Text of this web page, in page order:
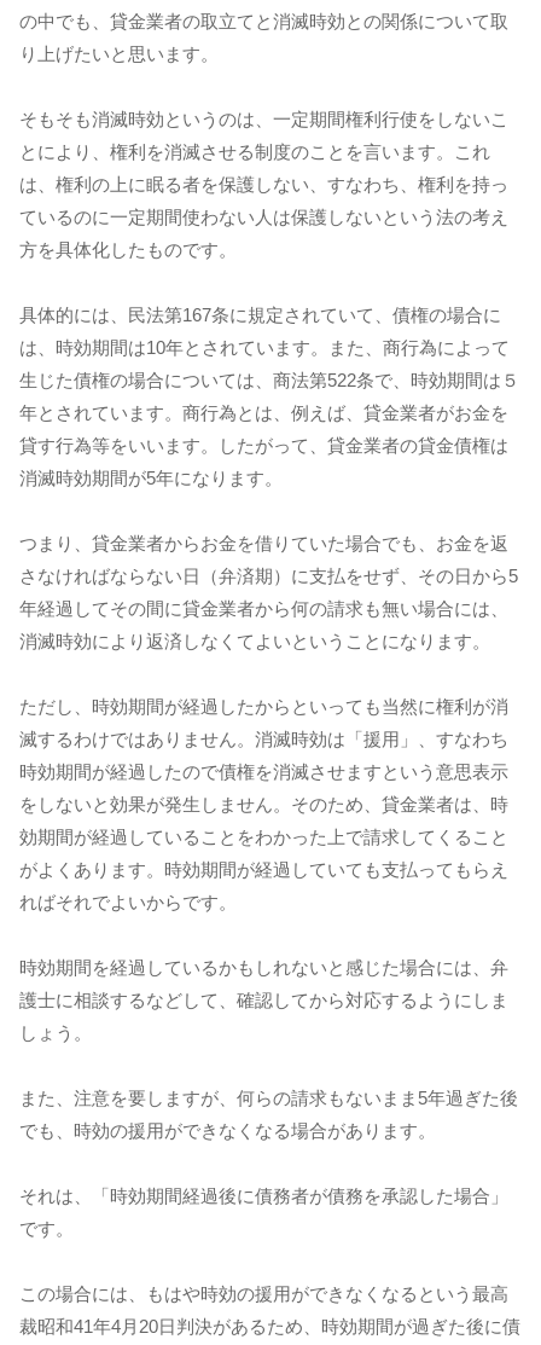
の中でも、貸金業者の取立てと消滅時効との関係について取
り上げたいと思います。
そもそも消滅時効というのは、一定期間権利行使をしないこ
とにより、権利を消滅させる制度のことを言います。これ
は、権利の上に眠る者を保護しない、すなわち、権利を持っ
ているのに一定期間使わない人は保護しないという法の考え
方を具体化したものです。
具体的には、民法第167条に規定されていて、債権の場合に
は、時効期間は10年とされています。また、商行為によって
生じた債権の場合については、商法第522条で、時効期間は５
年とされています。商行為とは、例えば、貸金業者がお金を
貸す行為等をいいます。したがって、貸金業者の貸金債権は
消滅時効期間が5年になります。
つまり、貸金業者からお金を借りていた場合でも、お金を返
さなければならない日（弁済期）に支払をせず、その日から5
年経過してその間に貸金業者から何の請求も無い場合には、
消滅時効により返済しなくてよいということになります。
ただし、時効期間が経過したからといっても当然に権利が消
滅するわけではありません。消滅時効は「援用」、すなわち
時効期間が経過したので債権を消滅させますという意思表示
をしないと効果が発生しません。そのため、貸金業者は、時
効期間が経過していることをわかった上で請求してくること
がよくあります。時効期間が経過していても支払ってもらえ
ればそれでよいからです。
時効期間を経過しているかもしれないと感じた場合には、弁
護士に相談するなどして、確認してから対応するようにしま
しょう。
また、注意を要しますが、何らの請求もないまま5年過ぎた後
でも、時効の援用ができなくなる場合があります。
それは、「時効期間経過後に債務者が債務を承認した場合」
です。
この場合には、もはや時効の援用ができなくなるという最高
裁昭和41年4月20日判決があるため、時効期間が過ぎた後に債